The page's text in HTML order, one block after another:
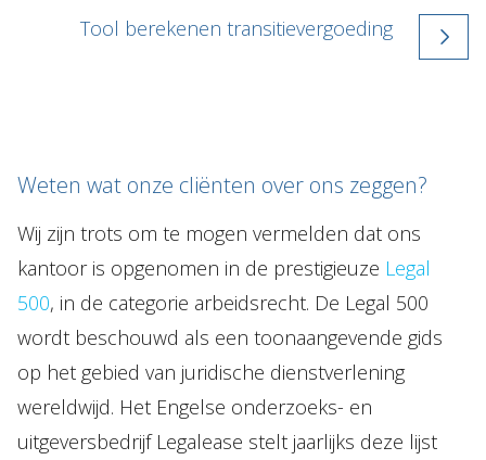
Tool berekenen transitievergoeding
Weten wat onze cliënten over ons zeggen?
Wij zijn trots om te mogen vermelden dat ons
kantoor is opgenomen in de prestigieuze Legal
500, in de categorie arbeidsrecht. De Legal 500
wordt beschouwd als een toonaangevende gids
op het gebied van juridische dienstverlening
wereldwijd. Het Engelse onderzoeks- en
uitgeversbedrijf Legalease stelt jaarlijks deze lijst